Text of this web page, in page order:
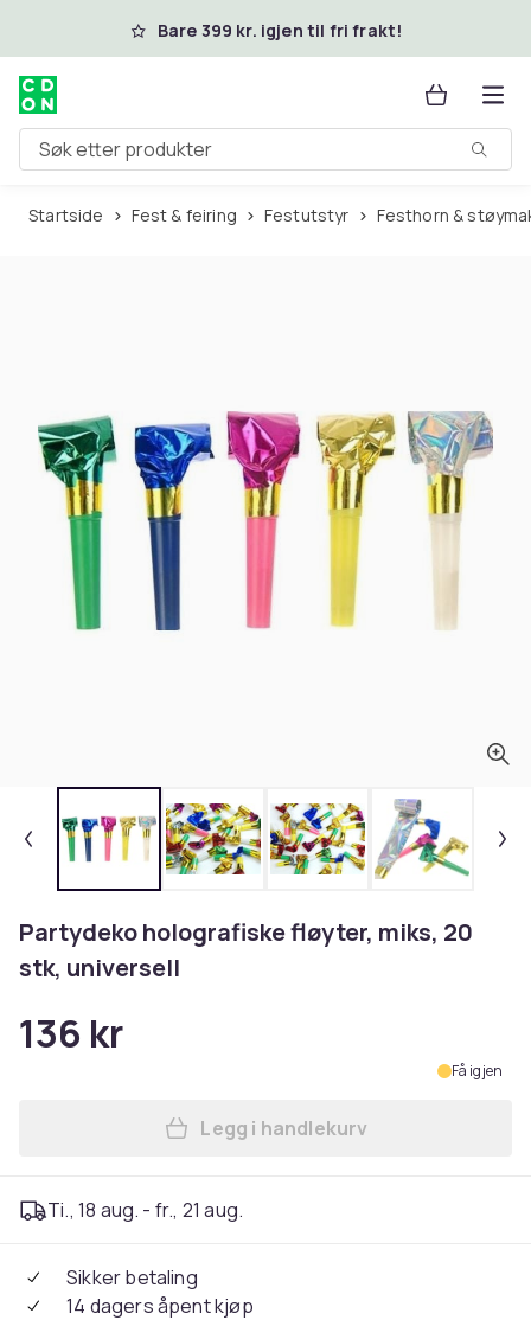
Hopp til hovedinnholdBare 399 kr. igjen til fri frakt!
Søk etter produkter
Startside Fest & feiring Festutstyr Festhorn &
Partydeko holografiske fløyter, miks, 20
stk, universell
136 kr
Få igjen
Legg Partydeko
Legg i handlekurv
Ti., 18 aug. - fr., 21 aug.
Sikker betaling
14 dagers åpent kjøp